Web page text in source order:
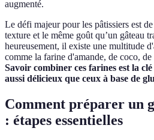
augmenté.
Le défi majeur pour les pâtissiers est
texture et le même goût qu’un gâteau
heureusement, il existe une multitude
comme la farine d'amande, de coco,
Savoir combiner ces farines est la
aussi délicieux que ceux à base de
Comment préparer un
: étapes essentielles